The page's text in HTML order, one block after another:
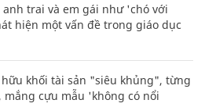
trai và em gái như 'chó với
hiện một vấn đề trong giáo dục
khối tài sản "siêu khủng", từng
mắng cựu mẫu 'không có nổi